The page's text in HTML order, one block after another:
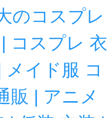
のコスプレ
コスプレ 衣
イド服 コ
販 | アニメ